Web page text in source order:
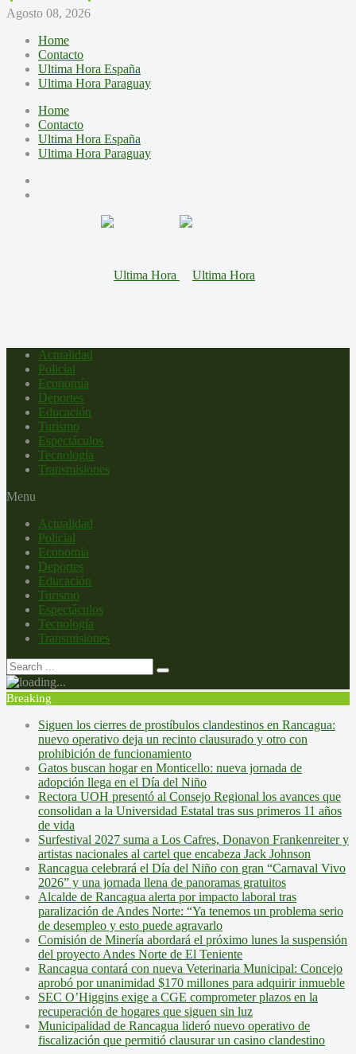
Agosto 08, 2026
Home
Contacto
Ultima Hora España
Ultima Hora Paraguay
Home
Contacto
Ultima Hora España
Ultima Hora Paraguay
Actualidad
Policial
Economía
Deportes
Educación
Turismo
Espectáculos
Tecnología
Transmisiones
Menu
Actualidad
Policial
Economía
Deportes
Educación
Turismo
Espectáculos
Tecnología
Transmisiones
Breaking
Siguen los cierres de prostíbulos clandestinos en Rancagua:
nuevo operativo deja un recinto clausurado y otro con
prohibición de funcionamiento
Gatos buscan hogar en Monticello: nueva jornada de
adopción llega en el Día del Niño
Rectora UOH presentó al Consejo Regional los avances que
consolidan a la Universidad Estatal tras sus primeros 11 años
de vida
Surfestival 2027 suma a Los Cafres, Donavon Frankenreiter y
artistas nacionales al cartel que encabeza Jack Johnson
Rancagua celebrará el Día del Niño con gran “Carnaval Vivo
2026” y una jornada llena de panoramas gratuitos
Alcalde de Rancagua alerta por impacto laboral tras
paralización de Andes Norte: “Ya tenemos un problema serio
de desempleo y esto puede agravarlo
Comisión de Minería abordará el próximo lunes la suspensión
del proyecto Andes Norte de El Teniente
Rancagua contará con nueva Veterinaria Municipal: Concejo
aprobó por unanimidad $170 millones para adquirir inmueble
SEC O’Higgins exige a CGE comprometer plazos en la
recuperación de hogares que siguen sin luz
Municipalidad de Rancagua lideró nuevo operativo de
fiscalización que permitió clausurar un casino clandestino